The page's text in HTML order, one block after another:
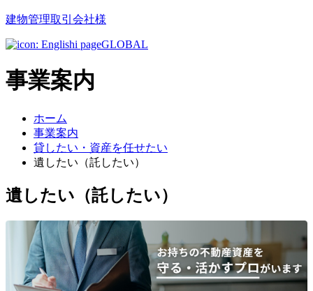
建物管理取引会社様
GLOBAL
事業案内
ホーム
事業案内
貸したい・資産を任せたい
遺したい（託したい）
遺したい（託したい）